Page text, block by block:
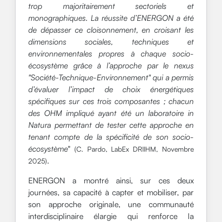
trop majoritairement sectoriels et
monographiques. La réussite d’ENERGON a été
de dépasser ce cloisonnement, en croisant les
dimensions sociales, techniques et
environnementales propres à chaque socio-
écosystème grâce à l’approche par le nexus
"Société-Technique-Environnement" qui a permis
d’évaluer l’impact de choix énergétiques
spécifiques sur ces trois composantes ; chacun
des OHM impliqué ayant été un laboratoire in
Natura permettant de tester cette approche en
tenant compte de la spécificité de son socio-
écosystème" (C. Pardo, LabEx DRIIHM, Novembre
2025).
ENERGON a montré ainsi, sur ces deux
journées, sa capacité à capter et mobiliser, par
son approche originale, une communauté
interdisciplinaire élargie qui renforce la